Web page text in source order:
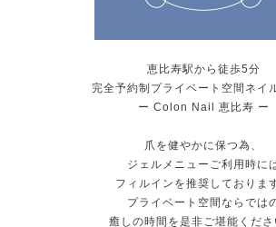
恵比寿駅から徒歩5分
完全予約制プライベート空間ネイ
ー Colon Nail 恵比寿 ー
爪を健やかに保つ為、
ジェルメニューご利用時に
フィルインを推奨しておりま
プライベート空間ならでは
癒しの時間を是非ご堪能くださ